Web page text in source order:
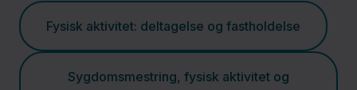
Fysisk aktivitet: deltagelse og fastholdelse
Sygdomsmestring, fysisk aktivitet og